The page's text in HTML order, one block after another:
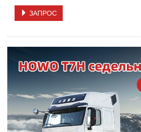
ЗАПРОС